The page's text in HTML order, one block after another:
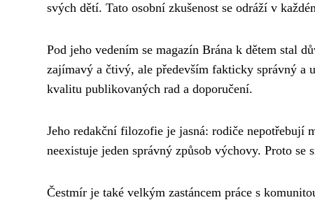
svých dětí. Tato osobní zkušenost se odráží v
Pod jeho vedením se magazín Brána k dětem stal
zajímavý a čtivý, ale především fakticky správný a
kvalitu publikovaných rad a doporučení.
Jeho redakční filozofie je jasná: rodiče nepotřebují
neexistuje jeden správný způsob výchovy. Proto
Čestmír je také velkým zastáncem práce s